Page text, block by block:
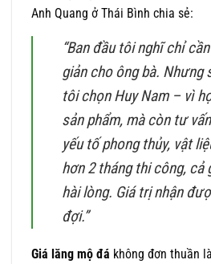
Anh Quang ở Thái Bình chia sẻ:
“Ban đầu tôi nghĩ chỉ
giản cho ông bà. Nhưng
tôi chọn Huy Nam – vì
sản phẩm, mà còn tư
yếu tố phong thủy, vật
hơn 2 tháng thi công, cả
hài lòng. Giá trị nhận
đợi.”
Giá lăng mộ đá không đơn thuần